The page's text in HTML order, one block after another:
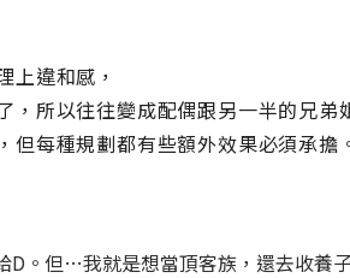
上違和感，
所以往往變成配偶跟另一半的兄弟
每種規劃都有些額外效果必須承擔
D。但…我就是想當頂客族，還去收養